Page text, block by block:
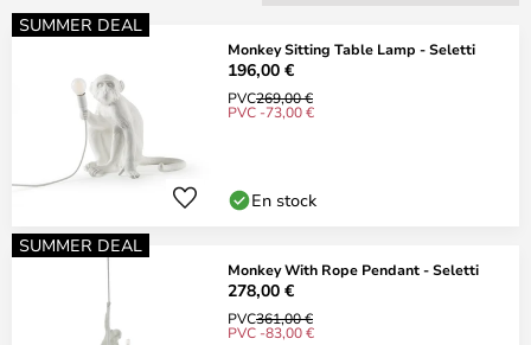
SUMMER DEAL
Monkey Sitting Table Lamp - Seletti
196,00 €
PVC269,00 €
PVC -73,00 €
En stock
SUMMER DEAL
Monkey With Rope Pendant - Seletti
278,00 €
PVC361,00 €
PVC -83,00 €